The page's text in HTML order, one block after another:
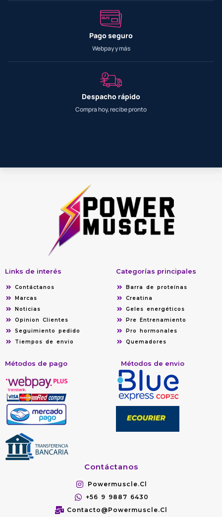
Pago seguro
Webpay y más
Despacho rápido
Compra hoy, recibe pronto
Links de interés
Contáctanos
Marcas
Noticias
Opinion Clientes
Seguimiento pedido
Tiempos de envio
Categorías principales
Barra de proteínas
Creatina
Geles energéticos
Pre Entrenamiento
Pro hormonales
Quemadores
Métodos de pago Métodos de envio
Contáctanos
Powermuscle.cl
+56 9 9887 6430
Contacto@powermuscle.cl